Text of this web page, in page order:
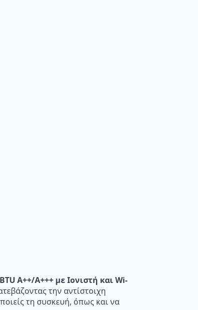
A++/A+++ με Ιονιστή και Wi-
την αντίστοιχη
τη συσκευή, όπως και να